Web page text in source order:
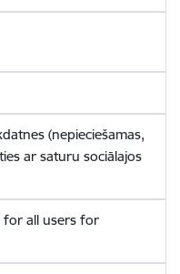
(nepieciešamas,
ar saturu sociālajos
for all users for